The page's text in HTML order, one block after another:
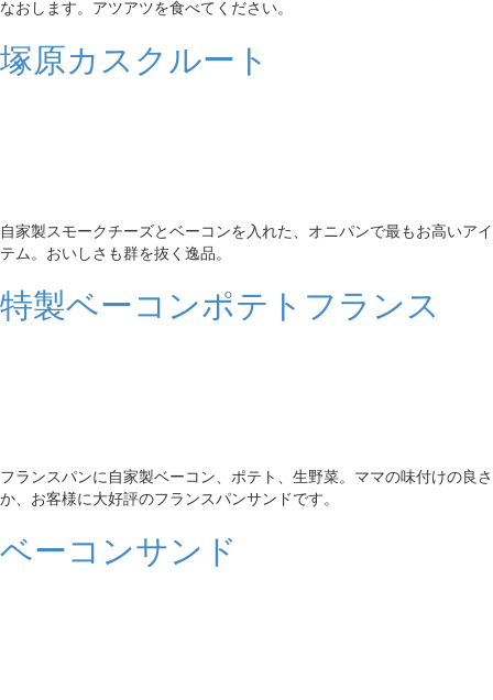
なおします。アツアツを食べてください。
塚原カスクルート
自家製スモークチーズとベーコンを入れた、オニパンで最もお高いアイ
テム。おいしさも群を抜く逸品。
特製ベーコンポテトフランス
フランスパンに自家製ベーコン、ポテト、生野菜。ママの味付けの良さ
か、お客様に大好評のフランスパンサンドです。
ベーコンサンド